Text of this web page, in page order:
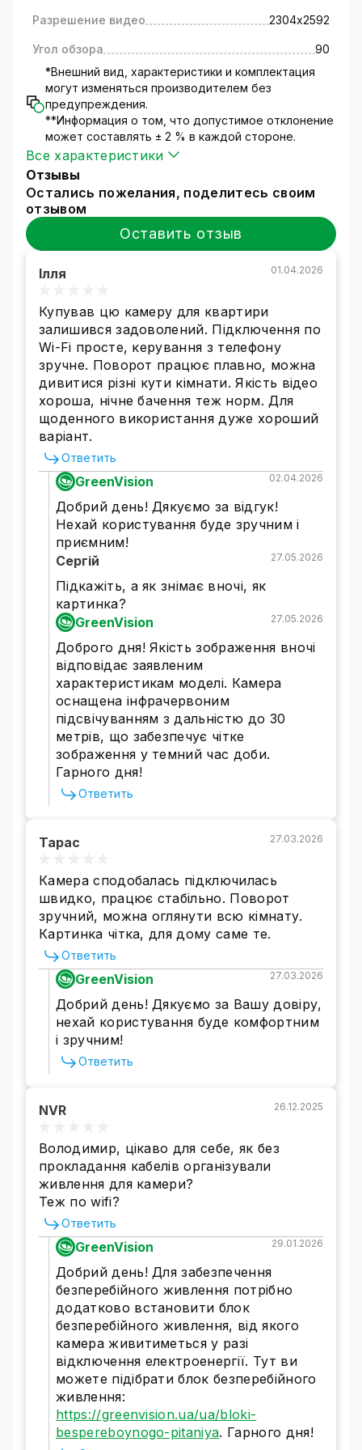
изображения и фиксации видео, как днем, так
матрице. Интеллектуальные возможности
модели: поворот камеры на 360°, сообщение
при движении и следование за объектом,
настройка записи на microSD. Модель имеет
высокий рейтинг устойчивости к
атмосферным воздействиям IP66, что
гарантирует надежную работу на улице.
IP Wi-Fi камера GV-201-IP-M-DOС30-30 SD -
видеонаблюдения. Для подключения не
требуется прокладки дополнительных
кабельных сетей.Просто подключите камеру
в розетку и настройте Wi-Fi соединение.
Полное изображение с охватом
360°
Просматривайте все углы и устраняйте
слепые зоны с помощью вертикального и
горизонтального вращения камеры.
Увеличивайте или уменьшайте цифровое
изображение, чтобы увидеть каждую деталь
вблизи или из далека.Камера с двумя
объективами - 3МП + 3МП.Камеру можно
установить на потолок, стену или столб с
помощью универсального монтажного
кронштейна.
Высокий уровень всепогодной
защиты
IP камера наружного наблюдения имеет
высокий уровень защиты от вредных
Экстремально высокая или низкая
температура не повлияет на работу камеры.
Надежный способ хранения архивов
Разрешение видео 2304х2592
Угол обзора
90
*Внешний вид, характеристики и комплектация
могут изменяться производителем без
предупреждения.
**Информация о том, что допустимое отклонение
может составлять ± 2 % в каждой стороне.
Все характеристики
Отзывы
Остались пожелания, поделитесь своим
отзывом
Оставить отзыв
Ілля 01.04.2026
Купував цю камеру для квартири
залишився задоволений. Підключення по
Wi-Fi просте, керування з телефону
зручне. Поворот працює плавно, можна
дивитися різні кути кімнати. Якість відео
хороша, нічне бачення теж норм. Для
щоденного використання дуже хороший
варіант.
Ответить
GreenVision 02.04.2026
Добрий день! Дякуємо за відгук!
Нехай користування буде зручним і
приємним!
Сергій
27.05.2026
Підкажіть, а як знімає вночі, як
картинка?
GreenVision
27.05.2026
Доброго дня! Якість зображення вночі
відповідає заявленим
характеристикам моделі. Камера
оснащена інфрачервоним
підсвічуванням з дальністю до 30
метрів, що забезпечує чітке
зображення у темний час доби.
Гарного дня!
Ответить
Тарас 27.03.2026
Камера сподобалась підключилась
швидко, працює стабільно. Поворот
зручний, можна оглянути всю кімнату.
Картинка чітка, для дому саме те.
Ответить
GreenVision 27.03.2026
Добрий день! Дякуємо за Вашу довіру,
нехай користування буде комфортним
і зручним!
Ответить
NVR 26.12.2025
Володимир, цікаво для себе, як без
прокладання кабелів організували
живлення для камери?
Теж по wifi?
Ответить
GreenVision 29.01.2026
Добрий день! Для забезпечення
безперебійного живлення потрібно
додатково встановити блок
безперебійного живлення, від якого
камера живитиметься у разі
відключення електроенергії. Тут ви
можете підібрати блок безперебійного
живлення:
https://greenvision.ua/ua/bloki-
bespereboynogo-pitaniya. Гарного дня!